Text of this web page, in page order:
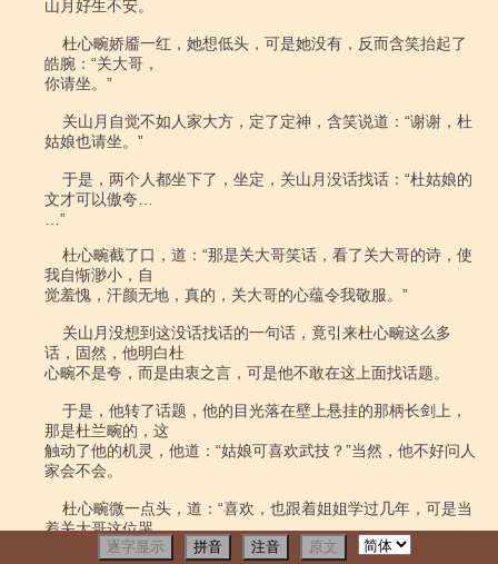
逐字显示 拼音 注音 原文